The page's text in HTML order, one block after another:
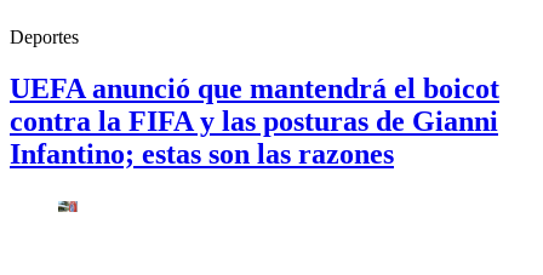
Deportes
UEFA anunció que mantendrá el boicot
contra la FIFA y las posturas de Gianni
Infantino; estas son las razones